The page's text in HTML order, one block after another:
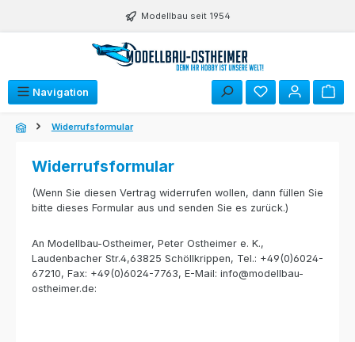
Zum Hauptinhalt springen Modellbau seit 1954
Navigation Du hast 0
Widerrufsformular
Widerrufsformular
(Wenn Sie diesen Vertrag widerrufen wollen, dann füllen Sie
bitte dieses Formular aus und senden Sie es zurück.)
An Modellbau-Ostheimer, Peter Ostheimer e. K.,
Laudenbacher Str.4,63825 Schöllkrippen, Tel.: +49(0)6024-
67210, Fax: +49(0)6024-7763, E-Mail: info@modellbau-
ostheimer.de: